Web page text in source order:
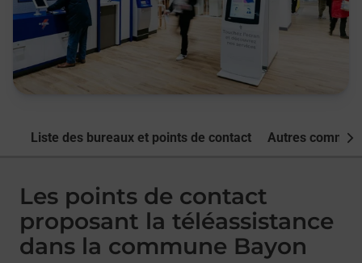
Liste des bureaux et points de contact Autres
Les points de contact
proposant la téléassistance
dans la commune Bayon